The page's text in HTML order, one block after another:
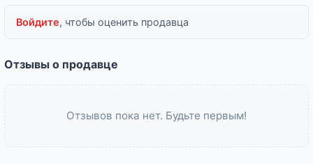
Войдите, чтобы оценить продавца
Отзывы о продавце
Отзывов пока нет. Будьте первым!